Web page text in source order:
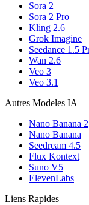
Sora 2
Sora 2 Pro
Kling 2.6
Grok Imagine
Seedance 1.5
Wan 2.6
Veo 3
Veo 3.1
Autres Modeles IA
Nano Banana 2
Nano Banana
Seedream 4.5
Flux Kontext
Suno V5
ElevenLabs
Liens Rapides